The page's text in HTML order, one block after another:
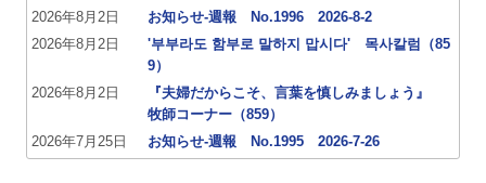
2026年8月2日
お知らせ-週報 No.1996 2026-8-2
2026年8月2日
'부부라도 함부로 말하지 맙시다' 목사칼럼（85
9）
2026年8月2日
『夫婦だからこそ、言葉を慎しみましょう』
牧師コーナー（859）
2026年7月25日
お知らせ-週報 No.1995 2026-7-26